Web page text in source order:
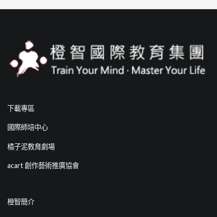
下載專區
國際師培中心
橘子泥教育劇場
acart 創作藝術推廣協會
橙智簡介